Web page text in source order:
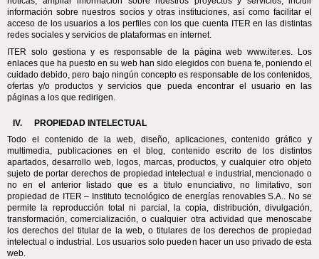
información sobre nuestros socios y otras instituciones, así como facilitar el
acceso de los usuarios a los perfiles con los que cuenta ITER en las distintas
redes sociales y servicios de plataformas en internet.
ITER solo gestiona y es responsable de la página web www.iter.es. Los
enlaces que ha puesto en su web han sido elegidos con buena fe, poniendo el
cuidado debido, pero bajo ningún concepto es responsable de los contenidos,
ofertas y/o productos y servicios que pueda encontrar el usuario en las
páginas a los que redirigen.
PROPIEDAD INTELECTUAL
Todo el contenido de la web, diseño, aplicaciones, contenido gráfico y
multimedia, publicaciones en el blog, contenido escrito de los distintos
apartados, desarrollo web, logos, marcas, productos, y cualquier otro objeto
sujeto de portar derechos de propiedad intelectual e industrial, mencionado o
no en el anterior listado que es a titulo enunciativo, no limitativo, son
propiedad de ITER – Instituto tecnológico de energías renovables S.A.. No se
permite la reproducción total ni parcial, la copia, distribución, divulgación,
transformación, comercialización, o cualquier otra actividad que menoscabe
los derechos del titular de la web, o titulares de los derechos de propiedad
intelectual o industrial. Los usuarios solo pueden hacer un uso privado de esta
web.